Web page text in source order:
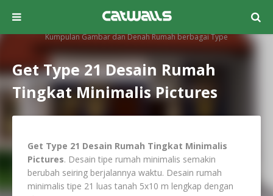
Kumpulan Gambar dan Denah Rumah berbagai Type
Get Type 21 Desain Rumah
Tingkat Minimalis Pictures
Get Type 21 Desain Rumah Tingkat Minimalis
Pictures. Desain tipe rumah minimalis semakin
berubah seiring berjalannya waktu. Desain rumah
minimalis tipe 21 luas tanah 5x10 m lengkap dengan